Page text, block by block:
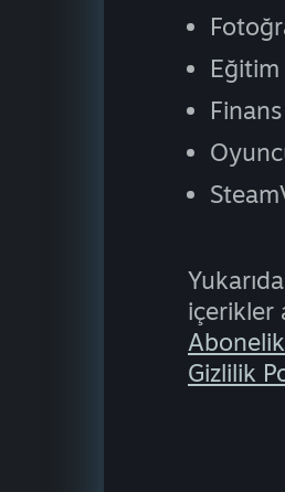
içerikler
Gizlilik